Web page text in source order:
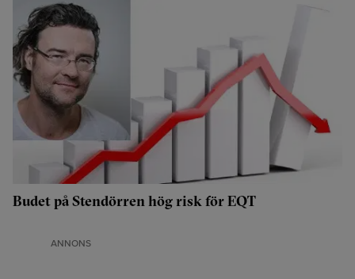
Budet på Stendörren hög risk för EQT
ANNONS